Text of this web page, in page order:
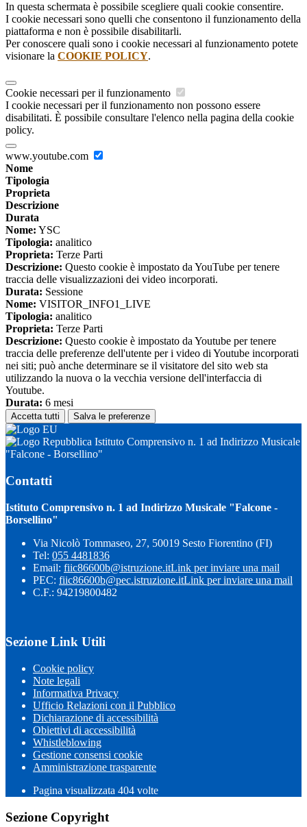
In questa schermata è possibile scegliere quali cookie consentire.
I cookie necessari sono quelli che consentono il funzionamento della
piattaforma e non è possibile disabilitarli.
Per conoscere quali sono i cookie necessari al funzionamento potete
visionare la COOKIE POLICY.
Cookie necessari per il funzionamento
I cookie necessari per il funzionamento non possono essere
disabilitati. È possibile consultare l'elenco nella pagina della cookie
policy.
www.youtube.com
Nome
Tipologia
Proprieta
Descrizione
Durata
Nome: YSC
Tipologia: analitico
Proprieta: Terze Parti
Descrizione: Questo cookie è impostato da YouTube per tenere
traccia delle visualizzazioni dei video incorporati.
Durata: Sessione
Nome: VISITOR_INFO1_LIVE
Tipologia: analitico
Proprieta: Terze Parti
Descrizione: Questo cookie è impostato da Youtube per tenere
traccia delle preferenze dell'utente per i video di Youtube incorporati
nei siti; può anche determinare se il visitatore del sito web sta
utilizzando la nuova o la vecchia versione dell'interfaccia di
Youtube.
Durata: 6 mesi
Accetta tutti Salva le preferenze
Istituto Comprensivo n. 1 ad Indirizzo Musicale
"Falcone - Borsellino"
Contatti
Istituto Comprensivo n. 1 ad Indirizzo Musicale "Falcone -
Borsellino"
Via Nicolò Tommaseo, 27, 50019 Sesto Fiorentino (FI)
Tel: 055 4481836
Email: fiic86600b@istruzione.itLink per inviare una mail
PEC: fiic86600b@pec.istruzione.itLink per inviare una mail
C.F.: 94219800482
Sezione Link Utili
Cookie policy
Note legali
Informativa Privacy
Ufficio Relazioni con il Pubblico
Dichiarazione di accessibilità
Obiettivi di accessibilità
Whistleblowing
Gestione consensi cookie
Amministrazione trasparente
Pagina visualizzata 404 volte
Sezione Copyright